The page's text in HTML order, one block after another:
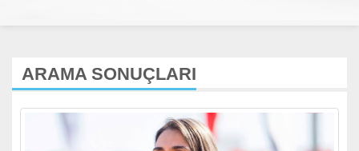
ARAMA SONUÇLARI